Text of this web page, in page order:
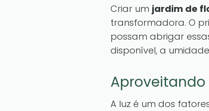
Criar um jardim de
transformadora. O
possam abrigar
disponível, a
Aproveitando
A luz é um dos